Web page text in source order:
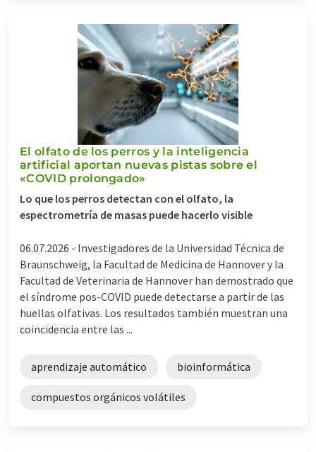
El olfato de los perros y la inteligencia
artificial aportan nuevas pistas sobre el
«COVID prolongado»
Lo que los perros detectan con el olfato, la
espectrometría de masas puede hacerlo visible
06.07.2026 - Investigadores de la Universidad Técnica de
Braunschweig, la Facultad de Medicina de Hannover y la
Facultad de Veterinaria de Hannover han demostrado que
el síndrome pos-COVID puede detectarse a partir de las
huellas olfativas. Los resultados también muestran una
coincidencia entre las ...
aprendizaje automático bioinformática
compuestos orgánicos volátiles